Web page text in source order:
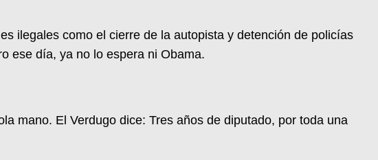
ilegales como el cierre de la autopista y detención de policías
ese día, ya no lo espera ni Obama.
mano. El Verdugo dice: Tres años de diputado, por toda una